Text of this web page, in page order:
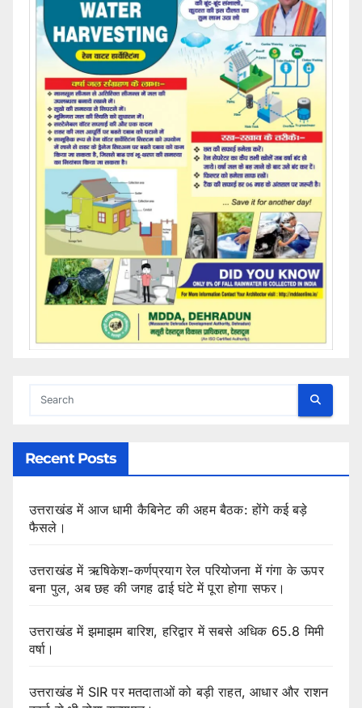
Recent Posts
उत्तराखंड में आज धामी कैबिनेट की अहम बैठक: होंगे कई बड़े
फैसले।
उत्तराखंड में ऋषिकेश-कर्णप्रयाग रेल परियोजना में गंगा के ऊपर
बना पुल, अब छह की जगह ढाई घंटे में पूरा होगा सफर।
उत्तराखंड में झमाझम बारिश, हरिद्वार में सबसे अधिक 65.8 मिमी
वर्षा।
उत्तराखंड में SIR पर मतदाताओं को बड़ी राहत, आधार और राशन